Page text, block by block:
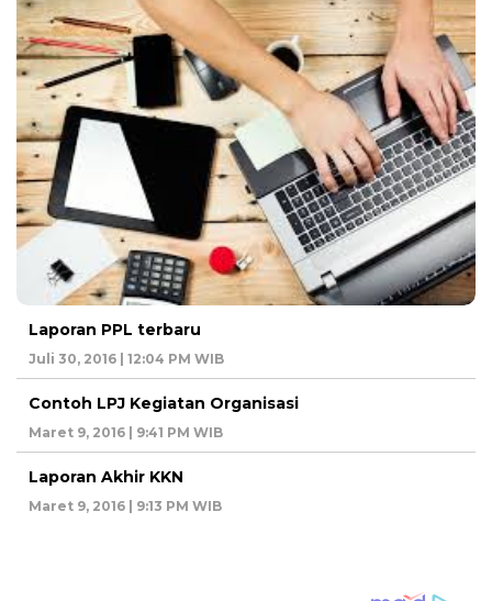
Laporan PPL terbaru
Juli 30, 2016 | 12:04 PM WIB
Contoh LPJ Kegiatan Organisasi
Maret 9, 2016 | 9:41 PM WIB
Laporan Akhir KKN
Maret 9, 2016 | 9:13 PM WIB